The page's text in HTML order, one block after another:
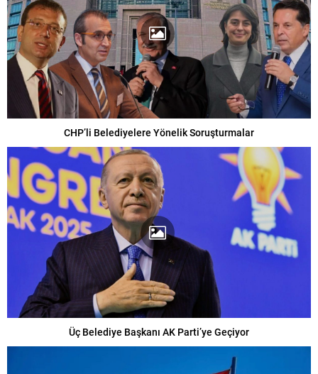
CHP’li Belediyelere Yönelik Soruşturmalar
Üç Belediye Başkanı AK Parti’ye Geçiyor